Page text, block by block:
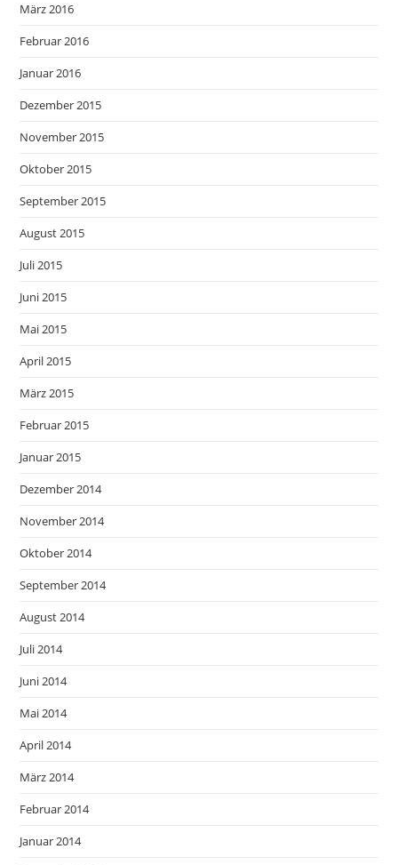
März 2016
Februar 2016
Januar 2016
Dezember 2015
November 2015
Oktober 2015
September 2015
August 2015
Juli 2015
Juni 2015
Mai 2015
April 2015
März 2015
Februar 2015
Januar 2015
Dezember 2014
November 2014
Oktober 2014
September 2014
August 2014
Juli 2014
Juni 2014
Mai 2014
April 2014
März 2014
Februar 2014
Januar 2014